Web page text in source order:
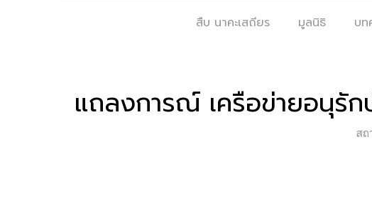
สืบ นาคะเสถียร มูลนิธิ บท
แถลงการณ์ เครือข่ายอนุรัก
ส